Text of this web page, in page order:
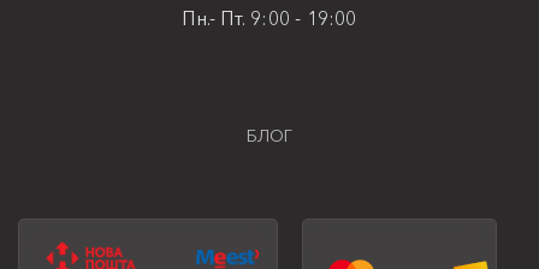
Пн.- Пт. 9:00 - 19:00
БЛОГ